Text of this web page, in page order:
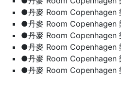
●丹麥 Room Copenhagen
●丹麥 Room Copenhagen
●丹麥 Room Copenhagen
●丹麥 Room Copenhagen
●丹麥 Room Copenhagen
●丹麥 Room Copenhagen